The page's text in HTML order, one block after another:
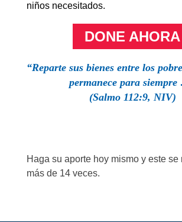
niños necesitados.
DONE AHORA
“Reparte sus bienes entre los
permanece para
(Salmo 112:9, NIV)
Haga su aporte hoy mismo y este se
más de 14 veces.